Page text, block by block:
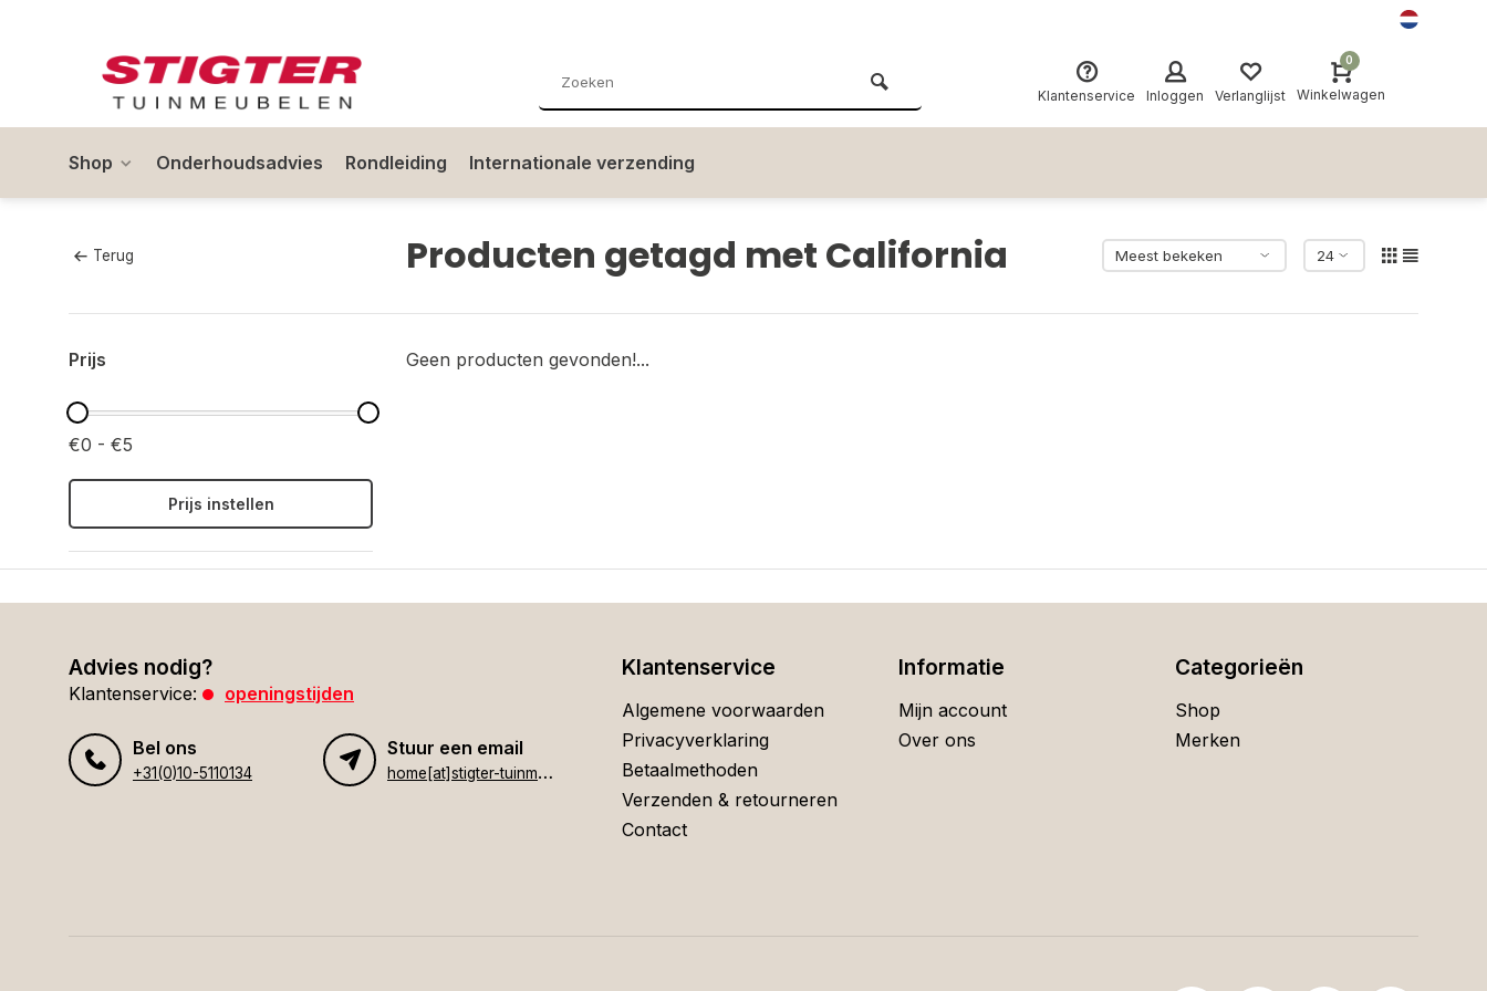
Klantenservice Inloggen Verlanglijst
0
Winkelwagen
Shop Onderhoudsadvies Rondleiding Internationale verzending
Terug Producten getagd met California
Prijs
€0 - €5
Prijs instellen
Geen producten gevonden!...
Advies nodig?
Klantenservice: openingstijden
Bel ons
+31(0)10-5110134
Stuur een email
h
ome[at]stigter-tuinmeubelen.nl
Klantenservice
Algemene voorwaarden
Privacyverklaring
Betaalmethoden
Verzenden & retourneren
Contact
Informatie
Mijn account
Over ons
Categorieën
Shop
Merken